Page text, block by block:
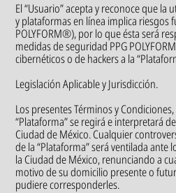
El “Usuario” acepta y reconoce que la
y plataformas en línea implica riesgos
POLYFORM®), por lo que ésta será
medidas de seguridad PPG
cibernéticos o de hackers a la
Legislación Aplicable y Jurisdicción.
Los presentes Términos y
“Plataforma” se regirá e interpretará
Ciudad de México. Cualquier
de la “Plataforma” será ventilada
la Ciudad de México, renunciando a
motivo de su domicilio presente o
pudiere corresponderles.